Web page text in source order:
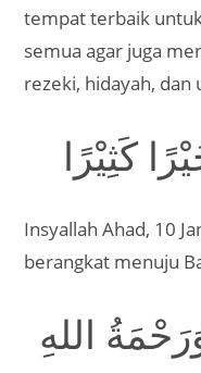
tempat terbaik
semua agar juga
rezeki, hidayah, dan
Insyallah Ahad, 10
berangkat menuju
اللهِ